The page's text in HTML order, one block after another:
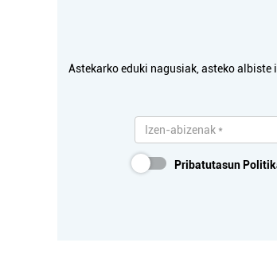
Astekarko eduki nagusiak, asteko
Pribatutasun